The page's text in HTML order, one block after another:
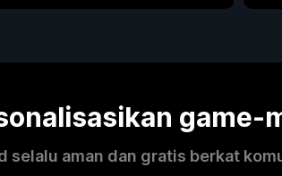
game-
selalu aman dan gratis berkat